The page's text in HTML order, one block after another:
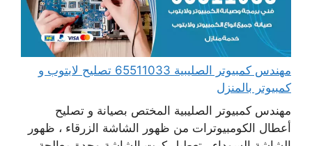
مهندس كمبيوتر الصليبية 65511033 تصليح لابتوب و
كمبيوتر بالمنزل
مهندس كمبيوتر الصليبية المختص بصيانة و تصليح
أعطال الكومبيوترات من ظهور الشاشة الزرقاء ، ظهور